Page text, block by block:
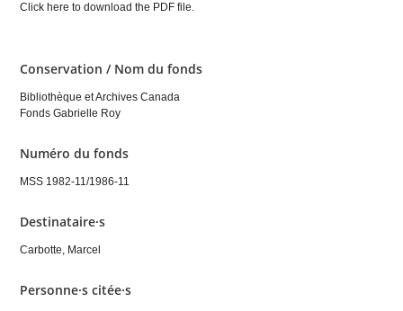
Click here to download the PDF file.
Conservation / Nom du fonds
Bibliothèque et Archives Canada
Fonds Gabrielle Roy
Numéro du fonds
MSS 1982-11/1986-11
Destinataire·s
Carbotte, Marcel
Personne·s citée·s